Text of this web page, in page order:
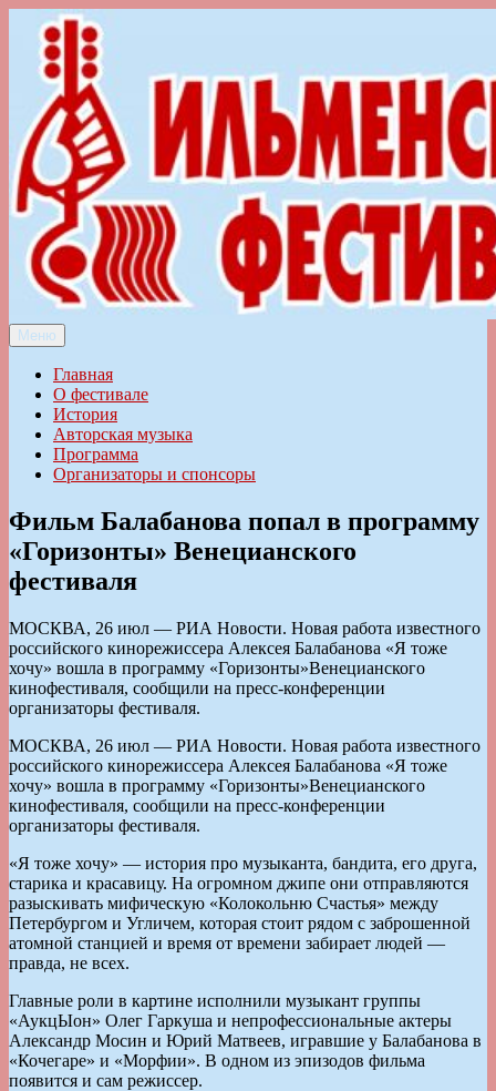
Перейти
содержимому
Ильменский фестиваль авторской песни
Меню
Главная
О фестивале
История
Авторская музыка
Программа
Организаторы и спонсоры
Фильм Балабанова попал в программу
«Горизонты» Венецианского
фестиваля
МОСКВА, 26 июл — РИА Новости. Новая работа известного
российского кинорежиссера Алексея Балабанова «Я тоже
хочу» вошла в программу «Горизонты»Венецианского
кинофестиваля, сообщили на пресс-конференции
организаторы фестиваля.
МОСКВА, 26 июл — РИА Новости. Новая работа известного
российского кинорежиссера Алексея Балабанова «Я тоже
хочу» вошла в программу «Горизонты»Венецианского
кинофестиваля, сообщили на пресс-конференции
организаторы фестиваля.
«Я тоже хочу» — история про музыканта, бандита, его друга,
старика и красавицу. На огромном джипе они отправляются
разыскивать мифическую «Колокольню Счастья» между
Петербургом и Угличем, которая стоит рядом с заброшенной
атомной станцией и время от времени забирает людей —
правда, не всех.
Главные роли в картине исполнили музыкант группы
«АукцЫон» Олег Гаркуша и непрофессиональные актеры
Александр Мосин и Юрий Матвеев, игравшие у Балабанова в
«Кочегаре» и «Морфии». В одном из эпизодов фильма
появится и сам режиссер.